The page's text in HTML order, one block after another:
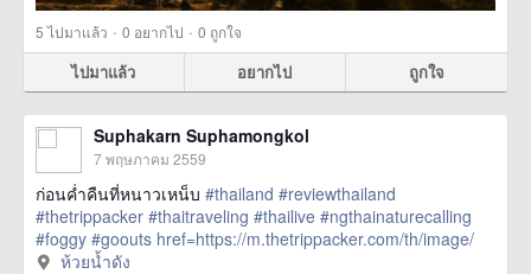
5ไปมาแล้ว · 0 อยากไป · 0 ถูกใจ
ไปมาแล้ว อยากไป ถูกใจ
Suphakarn Suphamongkol
7 พฤษภาคม 2559
ก่อนค่ำคืนที่หนาวเหน็บ #thailand #reviewthailand
#thetrippacker #thaitraveling #thailive #ngthainaturecalling
#foggy #goouts href=https://m.thetrippacker.com/th/image/
ห้วยน้ำดัง/194215> more
ห้วยน้ำดัง